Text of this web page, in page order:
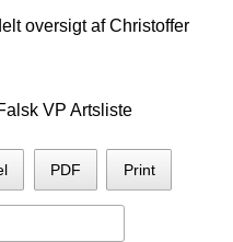
oversigt afChristoffer
VP Artsliste
PDF Print